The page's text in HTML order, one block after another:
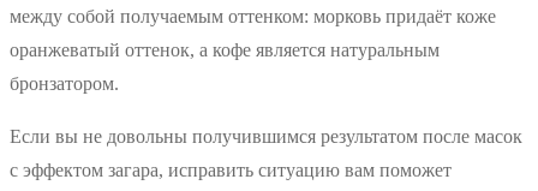
между собой получаемым оттенком: морковь придаёт коже
оранжеватый оттенок, а кофе является натуральным
бронзатором.
Если вы не довольны получившимся результатом после масок
с эффектом загара, исправить ситуацию вам поможет